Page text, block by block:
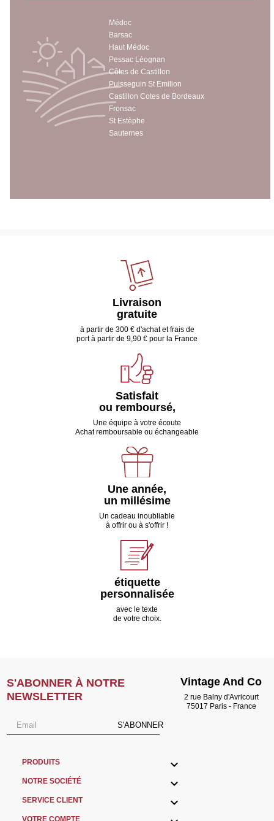
Médoc
Barsac
Haut Médoc
Pessac Léognan
Côtes de Castillon
Puisseguin St Emilion
Castillon Cotes de Bordeaux
Fronsac
St Estèphe
Sauternes
Livraison
gratuite
à partir de 300 € d'achat et frais de
port à partir de 9,90 € pour la France
Satisfait
ou remboursé,
Une équipe à votre écoute
Achat remboursable ou échangeable
Une année,
un millésime
Un cadeau inoubliable
à offrir ou à s'offrir !
étiquette
personnalisée
avec le texte
de votre choix.
S'ABONNER À NOTRE
NEWSLETTER
S'ABONNER
PRODUITS 
NOTRE SOCIÉTÉ 
SERVICE CLIENT 
VOTRE COMPTE
Vintage And Co
2 rue Balny d'Avricourt
75017 Paris - France